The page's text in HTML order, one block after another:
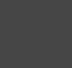
und
Brasov -
und